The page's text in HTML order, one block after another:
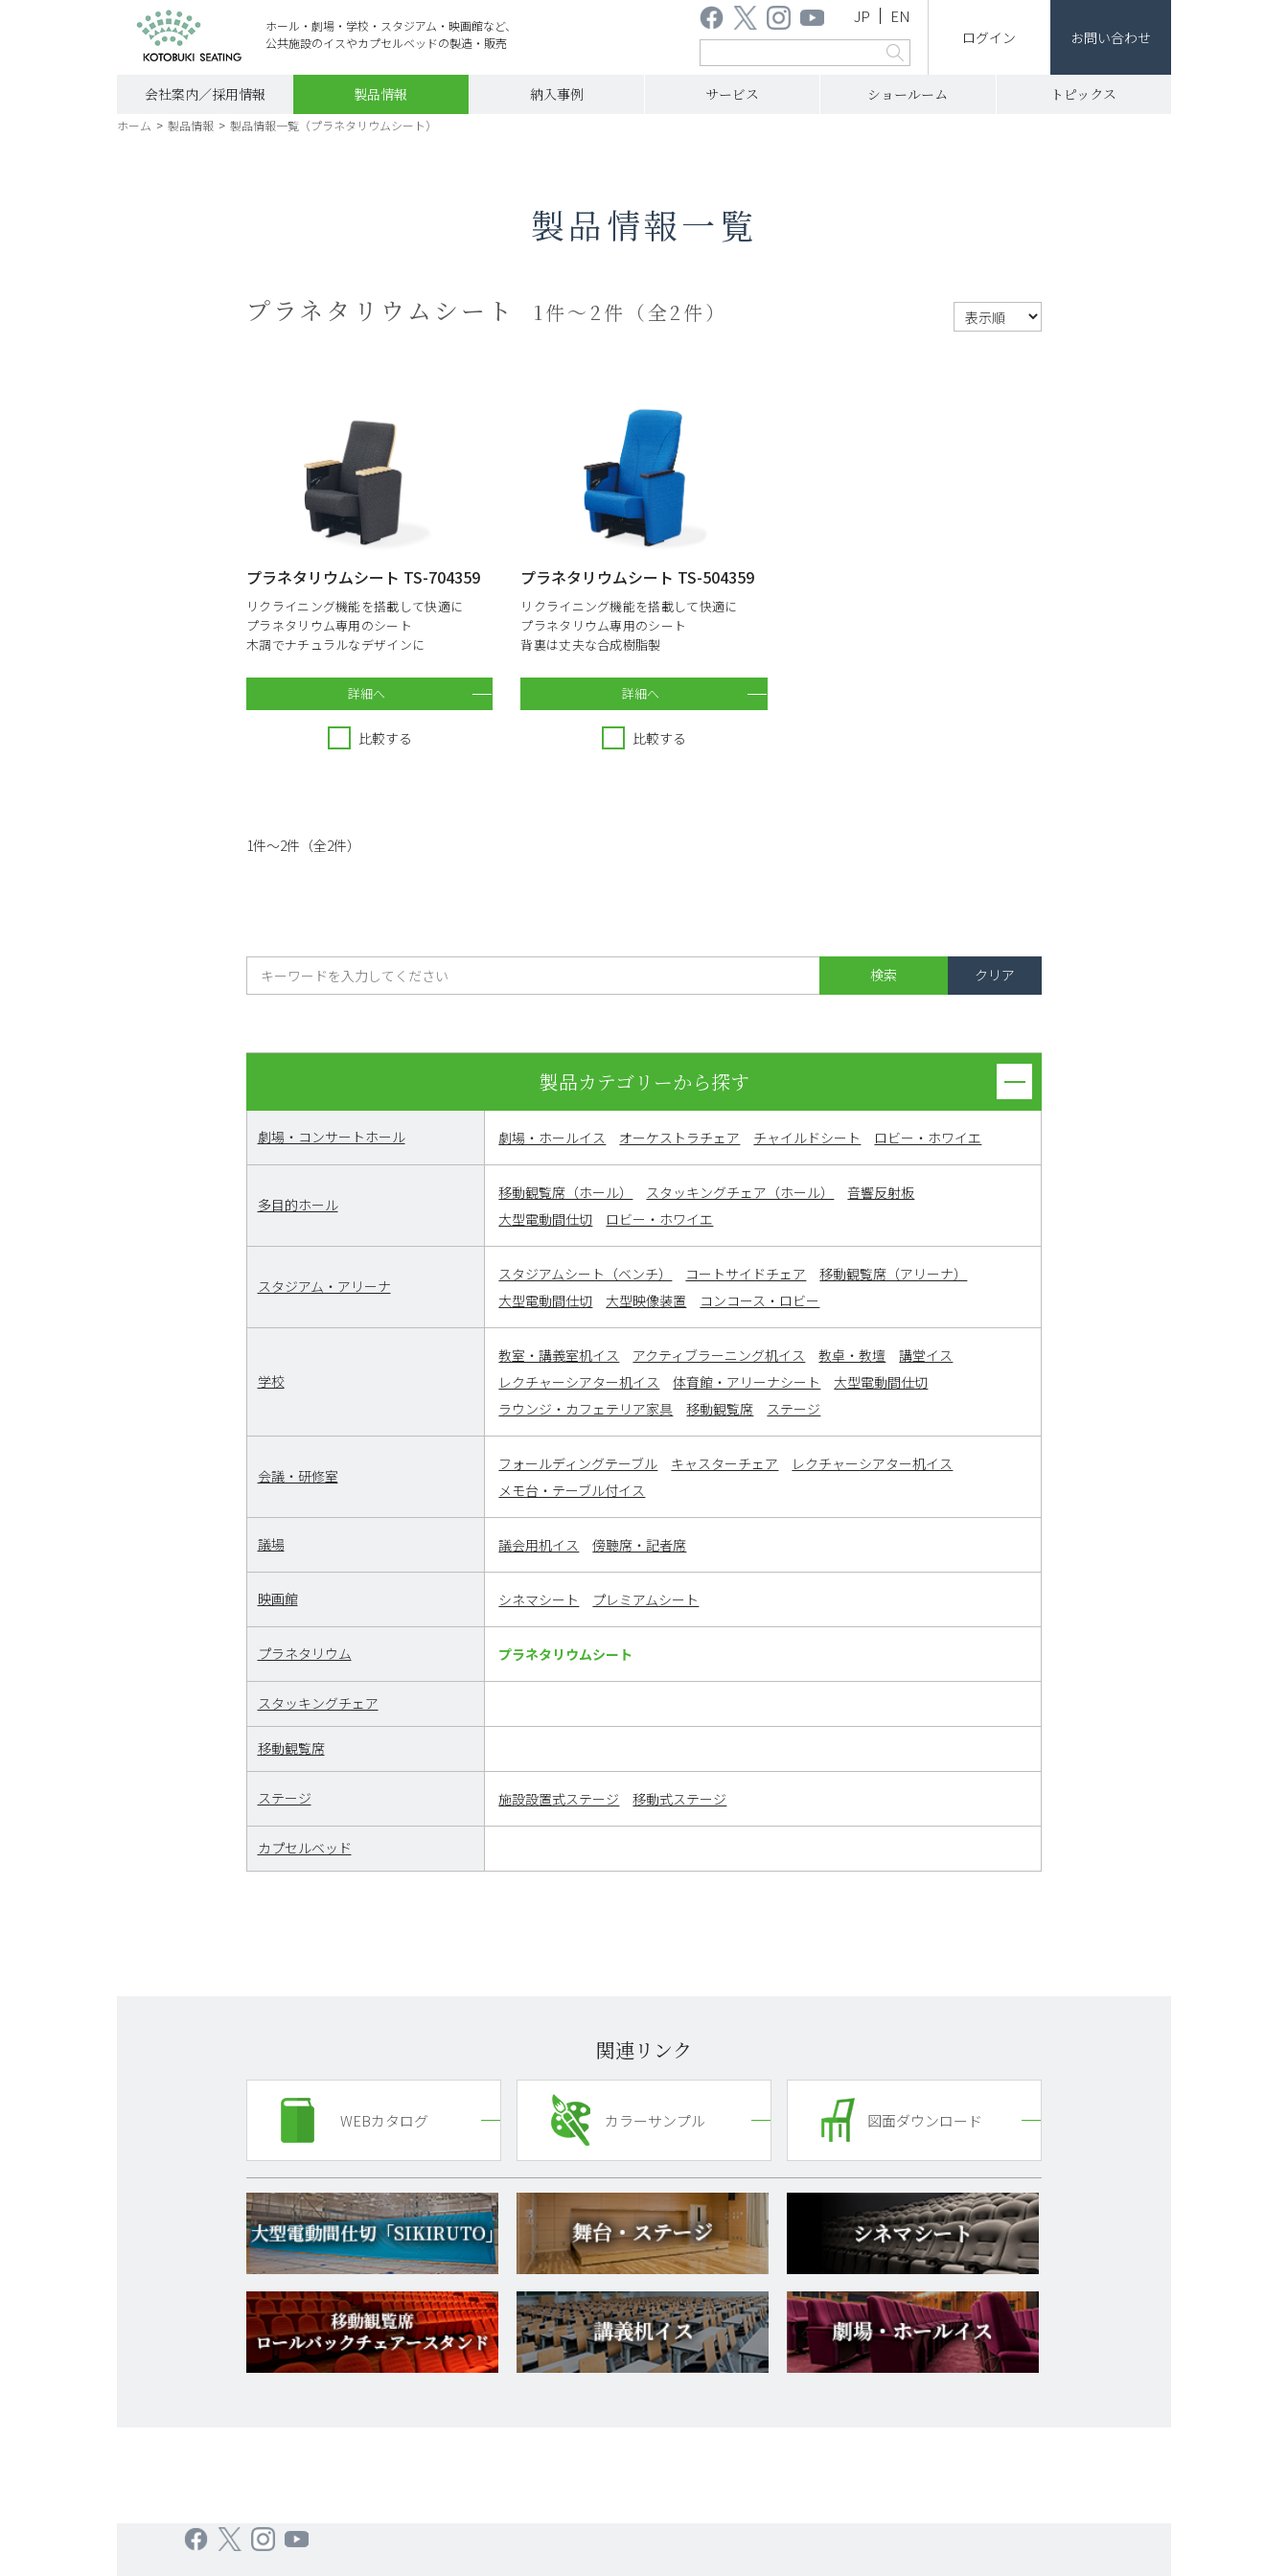
ホール・劇場・学校・スタジアム・映画館など、
公共施設のイスやカプセルベッドの製造・販売
ログイン お問い合わせ
JP EN
会社案内／採用情報 製品情報 納入事例 サービス ショールーム トピックス
ホーム > 製品情報 > 製品情報一覧（プラネタリウムシート）
製品情報一覧
プラネタリウムシート 1件～2件（全2件）
プラネタリウムシート TS-704359
リクライニング機能を搭載して快適に
プラネタリウム専用のシート
木調でナチュラルなデザインに
詳細へ
比較する
プラネタリウムシート TS-504359
リクライニング機能を搭載して快適に
プラネタリウム専用のシート
背裏は丈夫な合成樹脂製
詳細へ
比較する
1件～2件（全2件）
製品カテゴリーから探す
劇場・コンサートホール 劇場・ホールイス オーケストラチェア チャイルドシート ロビー・ホワイエ
多目的ホール
移動観覧席（ホール） スタッキングチェア（ホール）
音響反射板
大型電動間仕切
ロビー・ホワイエ
スタジアム・アリーナ
スタジアムシート（ベンチ） コートサイドチェア
移動観覧席（アリーナ）
大型電動間仕切
大型映像装置 コンコース・ロビー
学校
教室・講義室机イス アクティブラーニング机イス 教卓・教壇
講堂イス
レクチャーシアター机イス
体育館・アリーナシート
大型電動間仕切
ラウンジ・カフェテリア家具
移動観覧席 ステージ
会議・研修室
フォールディングテーブル キャスターチェア
レクチャーシアター机イス
メモ台・テーブル付イス
議場 議会用机イス 傍聴席・記者席
映画館 シネマシート プレミアムシート
プラネタリウム プラネタリウムシート
スタッキングチェア
移動観覧席
ステージ 施設設置式ステージ 移動式ステージ
カプセルベッド
関連リンク
WEBカタログ カラーサンプル 図面ダウンロード